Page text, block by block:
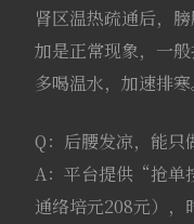
肾区温热疏通后，
加是正常现象，一
多喝温水，加速排寒
Q：后腰发凉，能只
A：平台提供“抢单
通络培元208元），